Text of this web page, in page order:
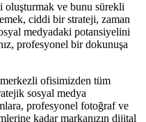
ve bunu sürekli
ciddi bir strateji, zaman
medyadaki potansiyelini
profesyonel bir dokunuşa
ofisimizden tüm
sosyal medya
profesyonel fotoğraf ve
kadar markanızın dijital